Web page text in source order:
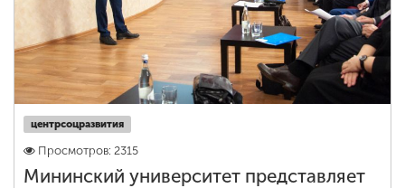
центрсоцразвития
Просмотров: 2315
Мининский университет представляет